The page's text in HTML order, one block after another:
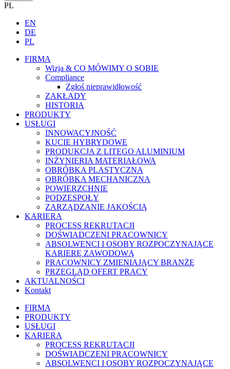
PL
EN
DE
PL
FIRMA
Wizja & CO MÓWIMY O SOBIE
Compliance
Zgłoś nieprawidłowość
ZAKŁADY
HISTORIA
PRODUKTY
USŁUGI
INNOWACYJNOŚĆ
KUCIE HYBRYDOWE
PRODUKCJA Z LITEGO ALUMINIUM
INŻYNIERIA MATERIAŁOWA
OBRÓBKA PLASTYCZNA
OBRÓBKA MECHANICZNA
POWIERZCHNIE
PODZESPOŁY
ZARZĄDZANIE JAKOŚCIĄ
KARIERA
PROCESS REKRUTACJI
DOŚWIADCZENI PRACOWNICY
ABSOLWENCI I OSOBY ROZPOCZYNAJĄCE
KARIERĘ ZAWODOWĄ
PRACOWNICY ZMIENIAJĄCY BRANŻĘ
PRZEGLĄD OFERT PRACY
AKTUALNOŚCI
Kontakt
FIRMA
PRODUKTY
USŁUGI
KARIERA
PROCESS REKRUTACJI
DOŚWIADCZENI PRACOWNICY
ABSOLWENCI I OSOBY ROZPOCZYNAJĄCE